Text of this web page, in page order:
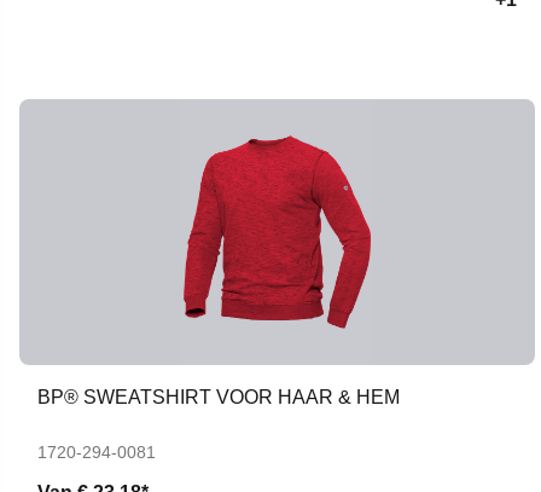
BP® SWEATSHIRT VOOR HAAR & HEM
1720-294-0081